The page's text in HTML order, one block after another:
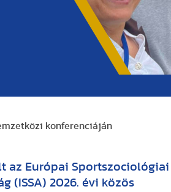
konferenciáján
az Európai Sportszociológiai
(ISSA) 2026. évi közös